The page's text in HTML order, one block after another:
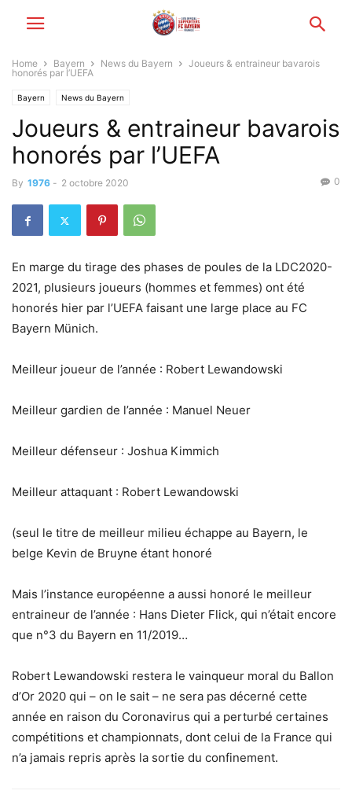
Home Bayern News du Bayern
Joueurs & entraineur bavarois
honorés par l’UEFA
Bayern News du Bayern
Joueurs & entraineur bavarois
honorés par l’UEFA
By 1976 - 2 octobre 2020 0
En marge du tirage des phases de poules de la LDC2020-
2021, plusieurs joueurs (hommes et femmes) ont été
honorés hier par l’UEFA faisant une large place au FC
Bayern Münich.
Meilleur joueur de l’année : Robert Lewandowski
Meilleur gardien de l’année : Manuel Neuer
Meilleur défenseur : Joshua Kimmich
Meilleur attaquant : Robert Lewandowski
(seul le titre de meilleur milieu échappe au Bayern, le
belge Kevin de Bruyne étant honoré
Mais l’instance européenne a aussi honoré le meilleur
entraineur de l’année : Hans Dieter Flick, qui n’était encore
que n°3 du Bayern en 11/2019…
Robert Lewandowski restera le vainqueur moral du Ballon
d’Or 2020 qui – on le sait – ne sera pas décerné cette
année en raison du Coronavirus qui a perturbé certaines
compétitions et championnats, dont celui de la France qui
n’a jamais repris après la sortie du confinement.